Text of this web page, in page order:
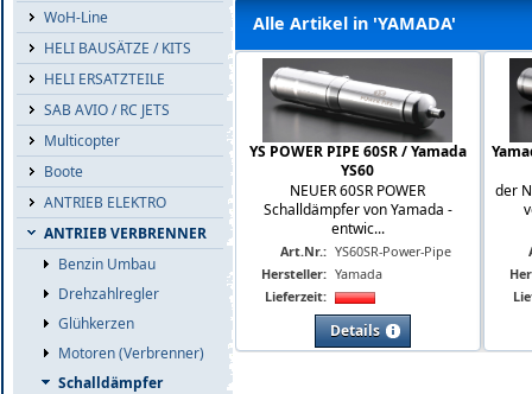
WoH-Line
HELI BAUSÄTZE / KITS
HELI ERSATZTEILE
SAB AVIO / RC JETS
Multicopter
Boote
ANTRIEB ELEKTRO
ANTRIEB VERBRENNER
Benzin Umbau
Drehzahlregler
Glühkerzen
Motoren (Verbrenner)
Schalldämpfer
Alle Artikel in 'YAMADA'
YS POWER PIPE 60SR / Yamada
YS60
NEUER 60SR POWER
Schalldämpfer von Yamada -
entwic...
Art.Nr.: YS60SR-Power-Pipe
Hersteller: Yamada
Lieferzeit:
Details
der